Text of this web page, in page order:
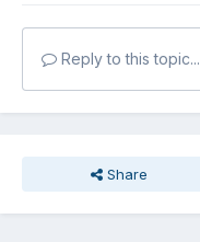
Reply to this topic...
Share